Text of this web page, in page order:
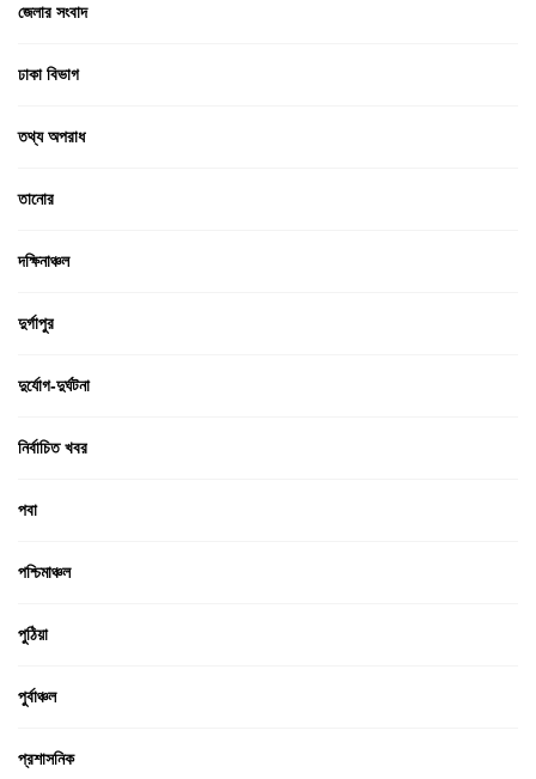
জেলার সংবাদ
ঢাকা বিভাগ
তথ্য অপরাধ
তানোর
দক্ষিনাঞ্চল
দুর্গাপুর
দুর্যোগ-দুর্ঘটনা
নির্বাচিত খবর
পবা
পশ্চিমাঞ্চল
পুঠিয়া
পুর্বাঞ্চল
প্রশাসনিক